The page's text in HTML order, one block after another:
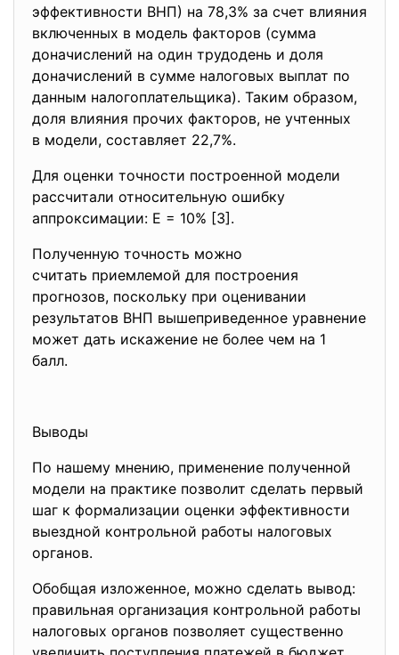
эффективности ВНП) на 78,3% за счет влияния
включенных в модель факторов (сумма
доначислений на один трудодень и доля
доначислений в сумме налоговых выплат по
данным налогоплательщика). Таким образом,
доля влияния прочих факторов, не учтенных
в модели, составляет 22,7%.
Для оценки точности построенной модели
рассчитали относительную ошибку
аппроксимации: E = 10% [3].
Полученную точность можно
считать приемлемой для построения
прогнозов, поскольку при оценивании
результатов ВНП вышеприведенное уравнение
может дать искажение не более чем на 1
балл.
Выводы
По нашему мнению, применение полученной
модели на практике позволит сделать первый
шаг к формализации оценки эффективности
выездной контрольной работы налоговых
органов.
Обобщая изложенное, можно сделать вывод:
правильная организация контрольной работы
налоговых органов позволяет существенно